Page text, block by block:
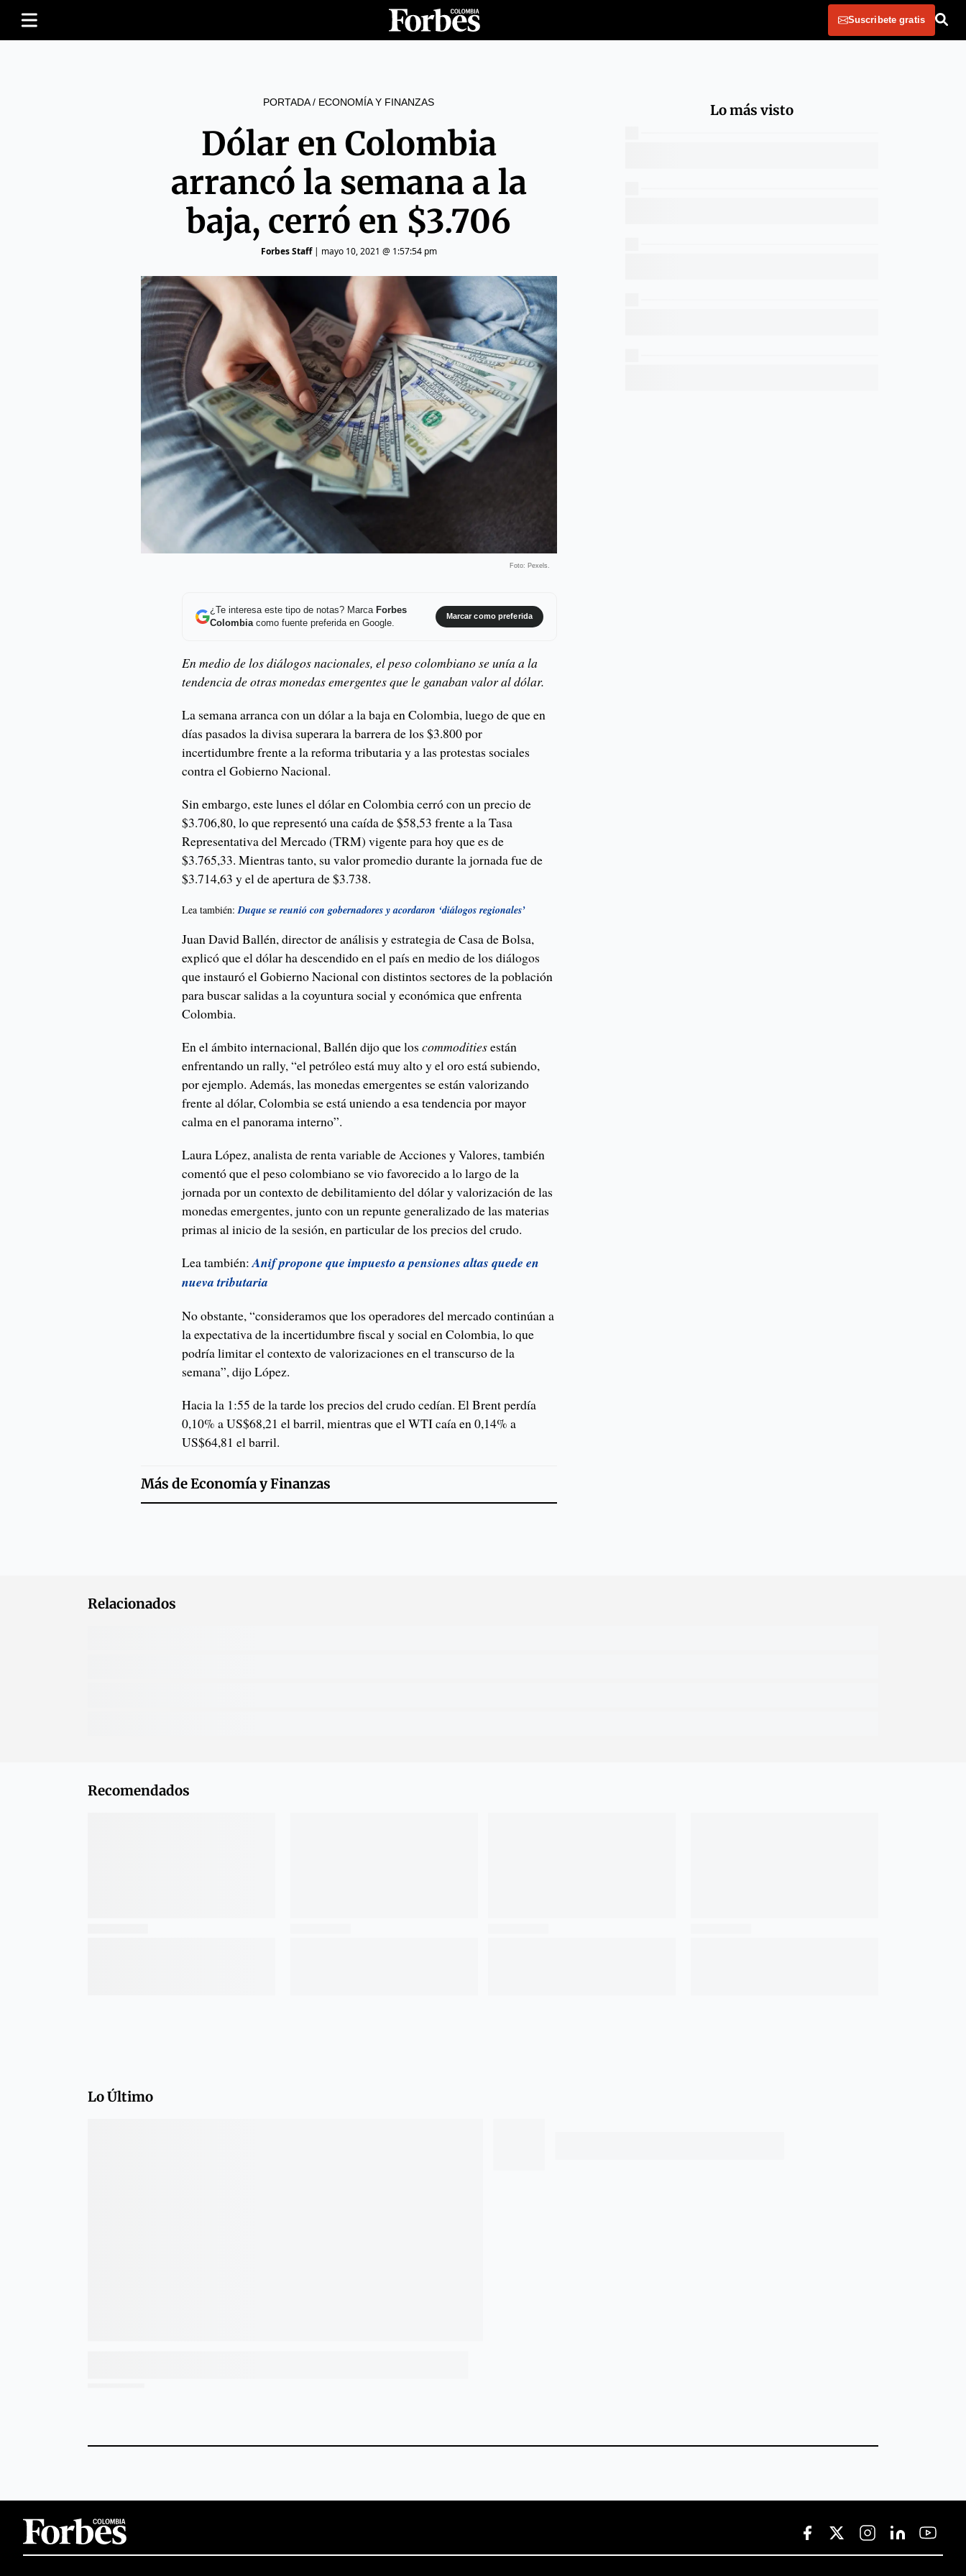
Suscribete gratis
PORTADA/ ECONOMÍA Y FINANZAS
Dólar en Colombia
arrancó la semana a la
baja, cerró en $3.706
Forbes Staff| mayo 10, 2021 @ 1:57:54 pm
Foto: Pexels.
¿Te interesa este tipo de notas? Marca Forbes
Colombiacomo fuente preferida en Google.
Marcar como preferida
En medio de los diálogos nacionales, el peso colombiano se unía a la
tendencia de otras monedas emergentes que le ganaban valor al dólar.
La semana arranca con un dólar a la baja en Colombia, luego de que en
días pasados la divisa superara la barrera de los $3.800 por
incertidumbre frente a la reforma tributaria y a las protestas sociales
contra el Gobierno Nacional.
Sin embargo, este lunes el dólar en Colombia cerró con un precio de
$3.706,80, lo que representó una caída de $58,53 frente a la Tasa
Representativa del Mercado (TRM) vigente para hoy que es de
$3.765,33. Mientras tanto, su valor promedio durante la jornada fue de
$3.714,63 y el de apertura de $3.738.
Lea también:Duque se reunió con gobernadores y acordaron ‘diálogos regionales’
Juan David Ballén, director de análisis y estrategia de Casa de Bolsa,
explicó que el dólar ha descendido en el país en medio de los diálogos
que instauró el Gobierno Nacional con distintos sectores de la población
para buscar salidas a la coyuntura social y económica que enfrenta
Colombia.
En el ámbito internacional, Ballén dijo que loscommoditiesestán
enfrentando un rally, “el petróleo está muy alto y el oro está subiendo,
por ejemplo. Además, las monedas emergentes se están valorizando
frente al dólar, Colombia se está uniendo a esa tendencia por mayor
calma en el panorama interno”.
Laura López, analista de renta variable de Acciones y Valores, también
comentó que el peso colombiano se vio favorecido a lo largo de la
jornada por un contexto de debilitamiento del dólar y valorización de las
monedas emergentes, junto con un repunte generalizado de las materias
primas al inicio de la sesión, en particular de los precios del crudo.
Lea también:Anif propone que impuesto a pensiones altas quede en
nueva tributaria
No obstante, “consideramos que los operadores del mercado continúan a
la expectativa de la incertidumbre fiscal y social en Colombia, lo que
podría limitar el contexto de valorizaciones en el transcurso de la
semana”, dijo López.
Hacia la 1:55 de la tarde los precios del crudo cedían. El Brent perdía
0,10% a US$68,21 el barril, mientras que el WTI caía en 0,14% a
US$64,81 el barril.
Más deEconomía y Finanzas
Lo más visto
Relacionados
Recomendados
Lo Último